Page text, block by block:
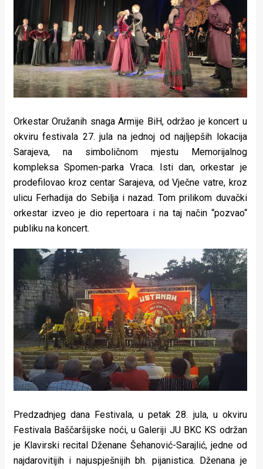
Orkestar Oružanih snaga Armije BiH, održao je koncert u
okviru festivala 27. jula na jednoj od najljepših lokacija
Sarajeva, na simboličnom mjestu Memorijalnog
kompleksa Spomen-parka Vraca. Isti dan, orkestar je
prodefilovao kroz centar Sarajeva, od Vječne vatre, kroz
ulicu Ferhadija do Sebilja i nazad. Tom prilikom duvački
orkestar izveo je dio repertoara i na taj način “pozvao“
publiku na koncert.
Predzadnjeg dana Festivala, u petak 28. jula, u okviru
Festivala Baščaršijske noći, u Galeriji JU BKC KS održan
je Klavirski recital Dženane Šehanović-Sarajlić, jedne od
najdarovitijih i najuspješnijih bh. pijanistica. Dženana je